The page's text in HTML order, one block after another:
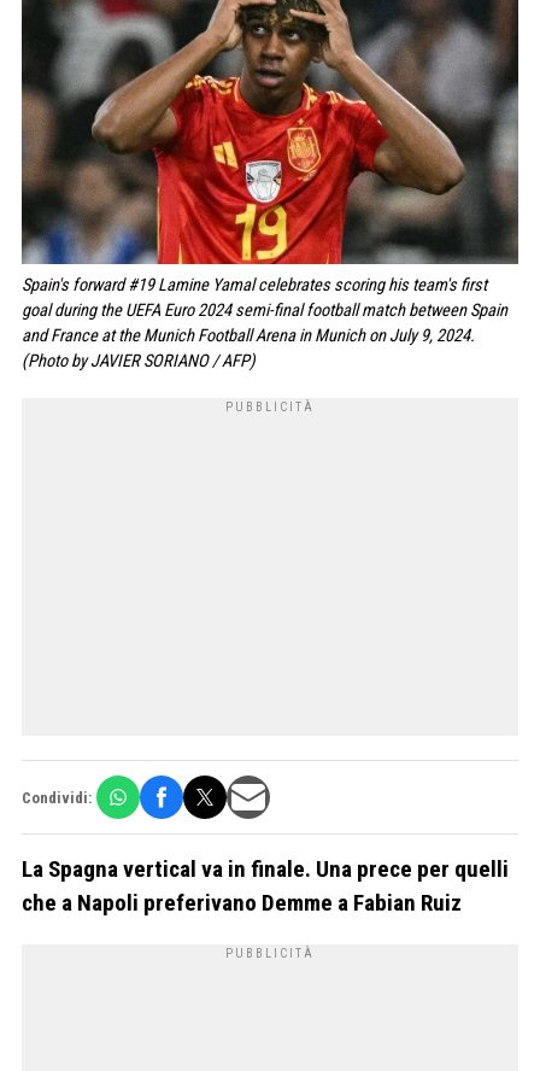
Spain's forward #19 Lamine Yamal celebrates scoring his team's first
goal during the UEFA Euro 2024 semi-final football match between Spain
and France at the Munich Football Arena in Munich on July 9, 2024.
(Photo by JAVIER SORIANO / AFP)
Condividi:
La Spagna vertical va in finale. Una prece per quelli
che a Napoli preferivano Demme a Fabian Ruiz